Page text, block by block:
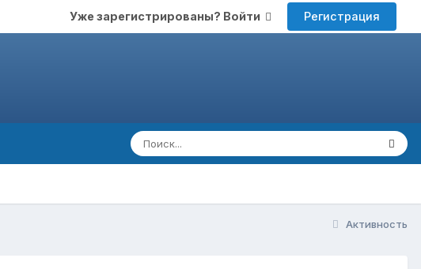
Уже зарегистрированы? Войти Регистрация
Активность